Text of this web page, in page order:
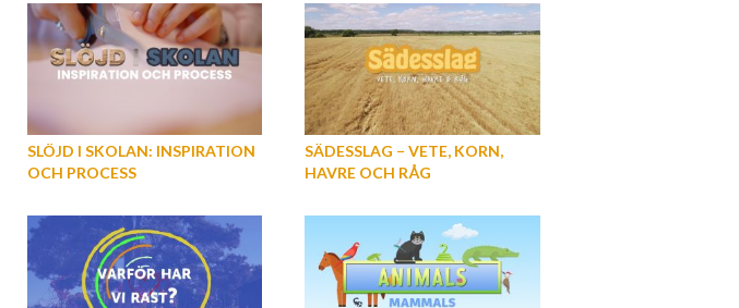
SLÖJD I SKOLAN: INSPIRATION
OCH PROCESS
SÄDESSLAG − VETE, KORN,
HAVRE OCH RÅG